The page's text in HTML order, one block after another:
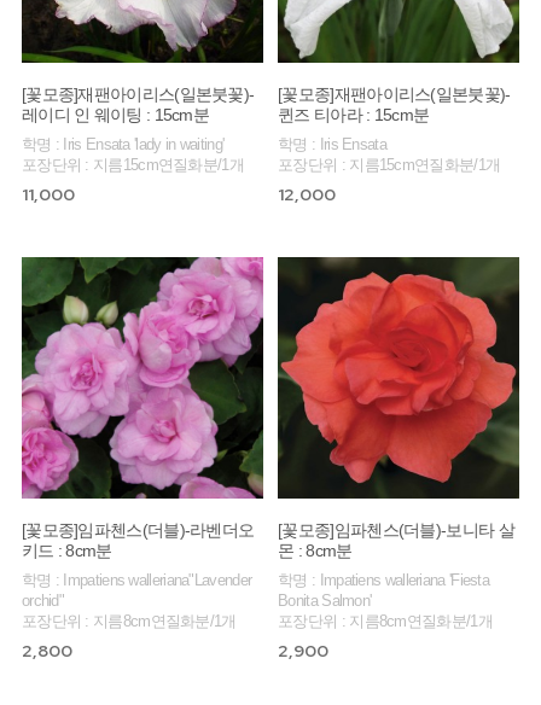
[꽃모종]재팬아이리스(일본붓꽃)-
레이디 인 웨이팅 : 15cm분
학명 : Iris Ensata 'lady in waiting'
포장단위 : 지름15cm연질화분/1개
11,000
[꽃모종]재팬아이리스(일본붓꽃)-
퀸즈 티아라 : 15cm분
학명 : Iris Ensata
포장단위 : 지름15cm연질화분/1개
12,000
[꽃모종]임파첸스(더블)-라벤더오
키드 : 8cm분
학명 : Impatiens walleriana"Lavender
orchid"
포장단위 : 지름8cm연질화분/1개
2,800
[꽃모종]임파첸스(더블)-보니타 살
몬 : 8cm분
학명 : Impatiens walleriana 'Fiesta
Bonita Salmon'
포장단위 : 지름8cm연질화분/1개
2,900